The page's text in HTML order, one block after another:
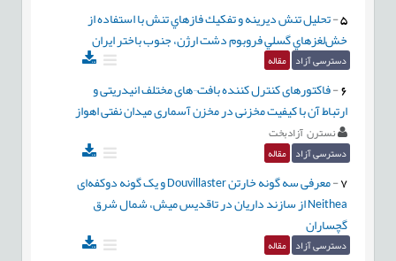
5
-تحليل تنش ديرينه و تفكيك فازهاي تنش با استفاده از
خش‌لغزهاي گسلي فروبوم دشت ارژن، جنوب باختر ايران
دسترسی آزاد مقاله
6
-فاکتورهای کنترل کننده بافت¬های مختلف انیدریتی و
ارتباط آن با کیفیت مخزنی در مخزن آسماری میدان نفتی اهواز
نسترن آزادبخت
دسترسی آزاد مقاله
7
-
معرفی سه گونه خارتن Douvillaster و یک گونه دوکفه‌ای
Neithea از سازند داریان در تاقدیس میش، شمال شرق
گچساران
دسترسی آزاد مقاله